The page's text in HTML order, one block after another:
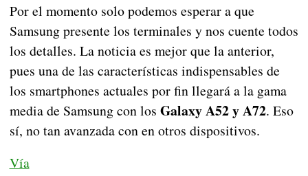
Por el momento solo podemos esperar a que
Samsung presente los terminales y nos cuente todos
los detalles. La noticia es mejor que la anterior,
pues una de las características indispensables de
los smartphones actuales por fin llegará a la gama
media de Samsung con los Galaxy A52 y A72. Eso
sí, no tan avanzada con en otros dispositivos.
Vía